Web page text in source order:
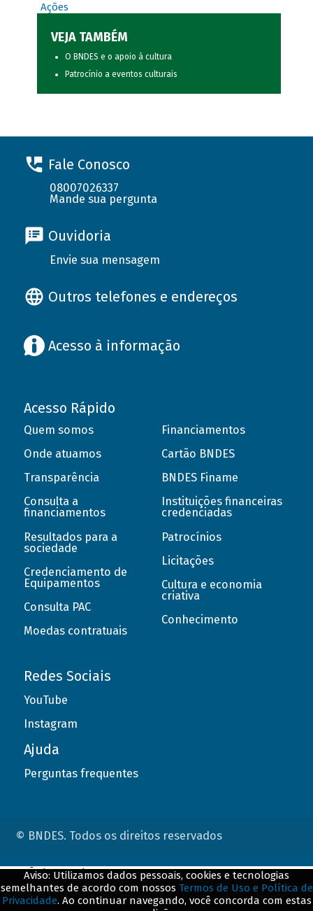
Ações
VEJA TAMBÉM
O BNDES e o apoio à cultura
Patrocínio a eventos culturais
Fale Conosco
08007026337
Mande sua pergunta
Ouvidoria
Envie sua mensagem
Outros telefones e endereços
Acesso à informação
Acesso Rápido
Quem somos
Onde atuamos
Transparência
Consulta a
financiamentos
Resultados para a
sociedade
Credenciamento de
Equipamentos
Consulta PAC
Moedas contratuais
Financiamentos
Cartão BNDES
BNDES Finame
Instituições financeiras
credenciadas
Patrocínios
Licitações
Cultura e economia
criativa
Conhecimento
Redes Sociais
YouTube
Instagram
Ajuda
Perguntas frequentes
© BNDES. Todos os direitos reservados
Aviso: Utilizamos dados pessoais, cookies e tecnologias
semelhantes de acordo com nossos Termos de Uso e Política de
Privacidade. Ao continuar navegando, você concorda com estas
ConteÃºdo complementar
${title}${badge}